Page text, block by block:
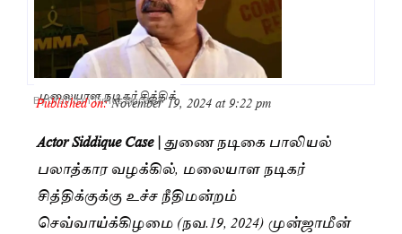
மலையாள நடிகர் சித்திக்
ByDravidan Times Bureau
Published on:November 19, 2024 at 9:22 pm
Actor Siddique Case |துணை நடிகை பாலியல்
பலாத்கார வழக்கில், மலையாள நடிகர்
சித்திக்குக்கு உச்ச நீதிமன்றம்
செவ்வாய்க்கிழமை (நவ.19, 2024) முன்ஜாமீன்